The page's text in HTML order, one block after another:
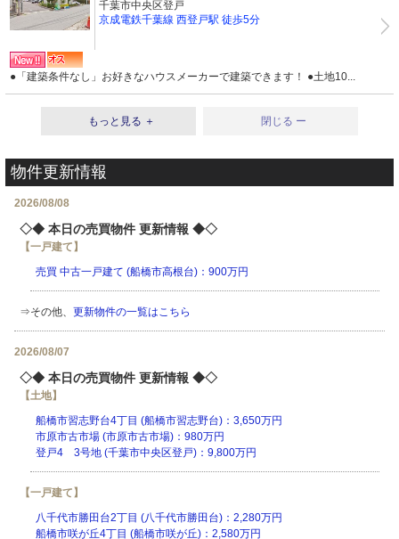
千葉市中央区登戸
京成電鉄千葉線 西登戸駅 徒歩5分
●「建築条件なし」お好きなハウスメーカーで建築できます！ ●土地10...
もっと見る ＋ 閉じる ー
物件更新情報
2026/08/08
◇◆ 本日の売買物件 更新情報 ◆◇
【一戸建て】
売買 中古一戸建て (船橋市高根台)：900万円
⇒その他、 更新物件の一覧はこちら
2026/08/07
◇◆ 本日の売買物件 更新情報 ◆◇
【土地】
船橋市習志野台4丁目 (船橋市習志野台)：3,650万円
市原市古市場 (市原市古市場)：980万円
登戸4 3号地 (千葉市中央区登戸)：9,800万円
【一戸建て】
八千代市勝田台2丁目 (八千代市勝田台)：2,280万円
船橋市咲が丘4丁目 (船橋市咲が丘)：2,580万円